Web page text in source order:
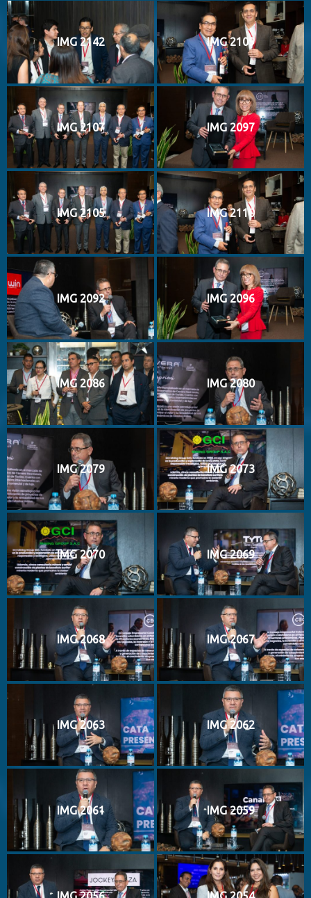
IMG 2142 IMG 2109
IMG 2107 IMG 2097
IMG 2105 IMG 2110
IMG 2092 IMG 2096
IMG 2086 IMG 2080
IMG 2079 IMG 2073
IMG 2070 IMG 2069
IMG 2068 IMG 2067
IMG 2063 IMG 2062
IMG 2061 IMG 2059